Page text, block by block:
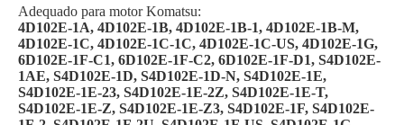
Adequado para motor Komatsu:
4D102E-1A, 4D102E-1B, 4D102E-1B-1, 4D102E-1B-M,
4D102E-1C, 4D102E-1C-1C, 4D102E-1C-US, 4D102E-1G,
6D102E-1F-C1, 6D102E-1F-C2, 6D102E-1F-D1, S4D102E-
1AE, S4D102E-1D, S4D102E-1D-N, S4D102E-1E,
S4D102E-1E-23, S4D102E-1E-2Z, S4D102E-1E-T,
S4D102E-1E-Z, S4D102E-1E-Z3, S4D102E-1F, S4D102E-